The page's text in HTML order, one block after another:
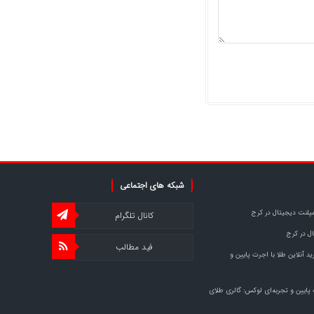
دیجیتال در کرج
در کرج
آنلاین طلا با اجرت پایین و
پایین و تجربه‌ای لوکس: گالری طلای
شبکه های اجتماعی
کانال تلگرام
فید مطالب